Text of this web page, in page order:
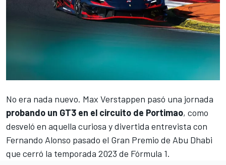
No era nada nuevo. Max Verstappen pasó una jornada
probando un GT3 en el circuito de Portimao, como
desveló en aquella curiosa y divertida entrevista con
Fernando Alonso pasado el Gran Premio de Abu Dhabi
que cerró la temporada 2023 de Fórmula 1.